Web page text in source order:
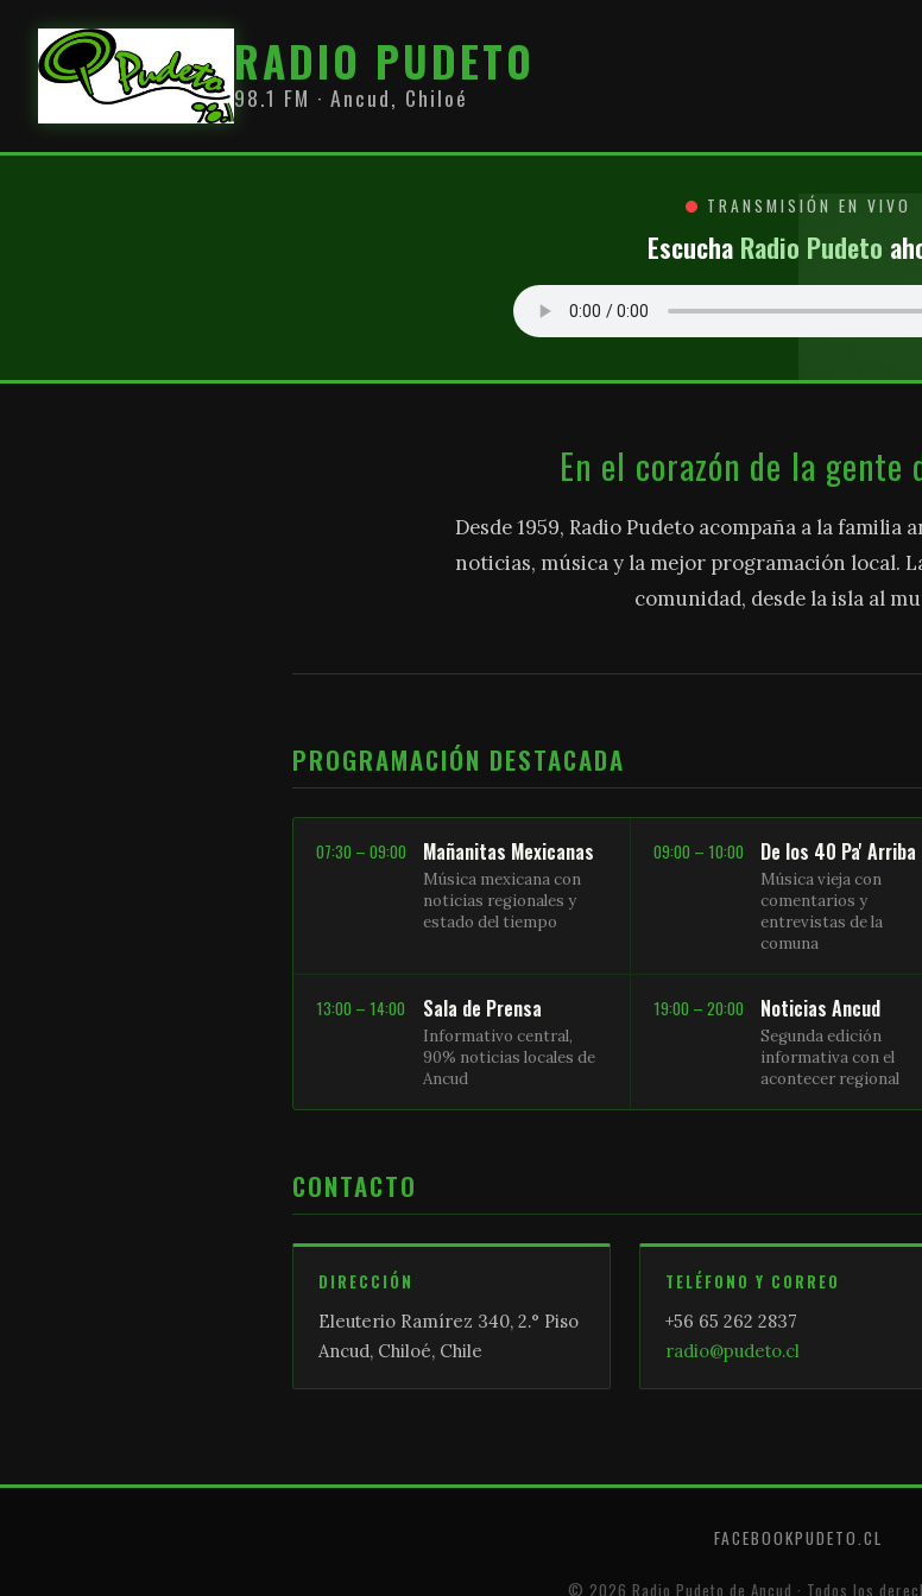
RADIO PUDETO
98.1 FM · Ancud, Chiloé
TRANSMISIÓN EN VIVO
Escucha Radio Pudeto
En el corazón de la gente
Desde 1959, Radio Pudeto acompaña a la
noticias, música y la mejor programación local.
comunidad, desde la isla al
PROGRAMACIÓN DESTACADA
07:30 – 09:00 Mañanitas Mexicanas
Música mexicana con
noticias regionales y
estado del tiempo
09:00 – 10:00 De los 40 Pa' Arriba
Música vieja con
comentarios y
entrevistas de la
comuna
13:00 – 14:00 Sala de Prensa
Informativo central,
90% noticias locales de
Ancud
19:00 – 20:00 Noticias Ancud
Segunda edición
informativa con el
acontecer regional
CONTACTO
DIRECCIÓN
Eleuterio Ramírez 340, 2.° Piso
Ancud, Chiloé, Chile
TELÉFONO Y CORREO
+56 65 262 2837
radio@pudeto.cl
FACEBOOKPUDETO.CL
© 2026 Radio Pudeto de Ancud · Todos los